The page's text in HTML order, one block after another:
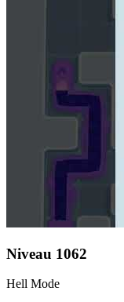
Niveau 1062
Hell Mode